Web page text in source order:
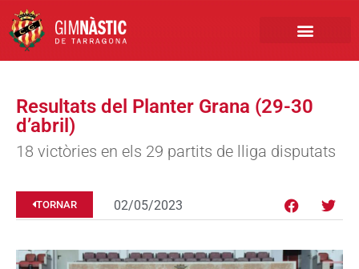
Resultats del Planter Grana (29-30
d’abril)
18 victòries en els 29 partits de lliga disputats
TORNAR 02/05/2023